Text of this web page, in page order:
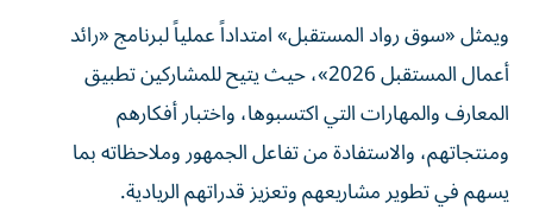
ويمثل «سوق رواد المستقبل» امتداداً عملياً لبرنامج «رائد
أعمال المستقبل 2026»، حيث يتيح للمشاركين تطبيق
المعارف والمهارات التي اكتسبوها، واختبار أفكارهم
ومنتجاتهم، والاستفادة من تفاعل الجمهور وملاحظاته بما
يسهم في تطوير مشاريعهم وتعزيز قدراتهم الريادية.